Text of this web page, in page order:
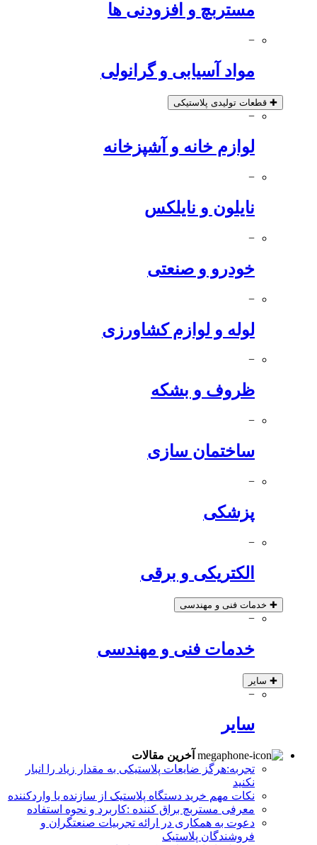
مستربچ و افزودنی ها
−
مواد آسیابی و گرانولی
✚ قطعات تولیدی پلاستیکی
−
لوازم خانه و آشپزخانه
−
نایلون و نایلکس
−
خودرو و صنعتی
−
لوله و لوازم کشاورزی
−
ظروف و بشکه
−
ساختمان سازی
−
پزشکی
−
الکتریکی و برقی
✚ خدمات فنی و مهندسی
−
خدمات فنی و مهندسی
✚ سایر
−
سایر
آخرین مقالات
تجربه:هرگز ضایعات پلاستیکی به مقدار زیاد را انبار
نکنید
نکات مهم خرید دستگاه پلاستیک از سازنده یا واردکننده
معرفی مستربچ براق کننده :کاربرد و نحوه استفاده
دعوت به همکاری در ارائه تجربیات صنعتگران و
فروشندگان پلاستیک